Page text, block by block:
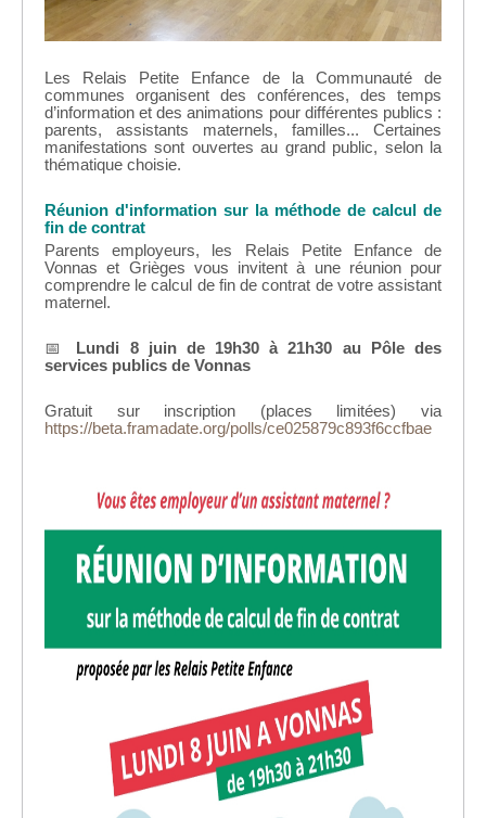
Les Relais Petite Enfance de la Communauté de
communes organisent des conférences, des temps
d’information et des animations pour différentes publics :
parents, assistants maternels, familles... Certaines
manifestations sont ouvertes au grand public, selon la
thématique choisie.
Réunion d'information sur la méthode de calcul de
fin de contrat
Parents employeurs, les Relais Petite Enfance de
Vonnas et Grièges vous invitent à une réunion pour
comprendre le calcul de fin de contrat de votre assistant
maternel.
📅 Lundi 8 juin de 19h30 à 21h30 au Pôle des
services publics de Vonnas
Gratuit sur inscription (places limitées) via
https://beta.framadate.org/polls/ce025879c893f6ccfbae